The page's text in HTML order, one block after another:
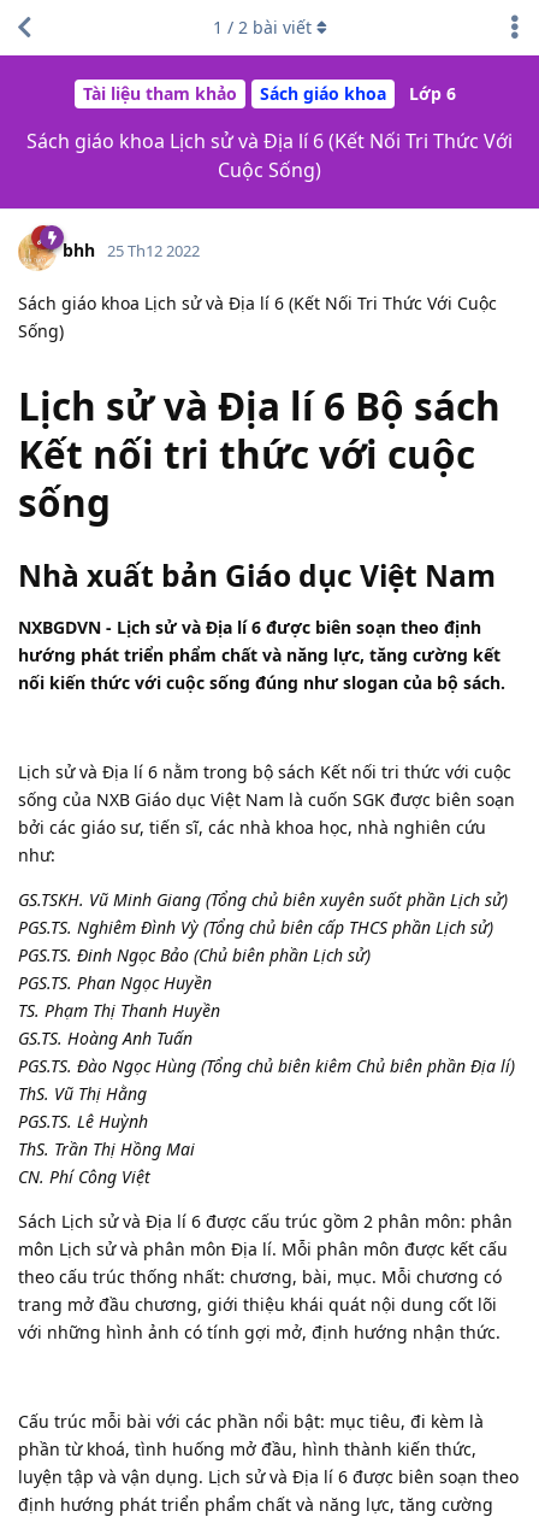
Tài liệu tham khảo Sách giáo khoa Lớp 6
Sách giáo khoa Lịch sử và Địa lí 6 (Kết Nối Tri Thức Với
Cuộc Sống)
1 / 2bài viết
bhh 25 Th12 2022
Sách giáo khoa Lịch sử và Địa lí 6 (Kết Nối Tri Thức Với Cuộc
Sống)
Lịch sử và Địa lí 6 Bộ sách
Kết nối tri thức với cuộc
sống
Nhà xuất bản Giáo dục Việt Nam
NXBGDVN - Lịch sử và Địa lí 6 được biên soạn theo định
hướng phát triển phẩm chất và năng lực, tăng cường kết
nối kiến thức với cuộc sống đúng như slogan của bộ sách.
Lịch sử và Địa lí 6 nằm trong bộ sách Kết nối tri thức với cuộc
sống của NXB Giáo dục Việt Nam là cuốn SGK được biên soạn
bởi các giáo sư, tiến sĩ, các nhà khoa học, nhà nghiên cứu
như:
GS.TSKH. Vũ Minh Giang (Tổng chủ biên xuyên suốt phần Lịch sử)
PGS.TS. Nghiêm Đình Vỳ (Tổng chủ biên cấp THCS phần Lịch sử)
PGS.TS. Đinh Ngọc Bảo (Chủ biên phần Lịch sử)
PGS.TS. Phan Ngọc Huyền
TS. Phạm Thị Thanh Huyền
GS.TS. Hoàng Anh Tuấn
PGS.TS. Đào Ngọc Hùng (Tổng chủ biên kiêm Chủ biên phần Địa lí)
ThS. Vũ Thị Hằng
PGS.TS. Lê Huỳnh
ThS. Trần Thị Hồng Mai
CN. Phí Công Việt
Sách Lịch sử và Địa lí 6 được cấu trúc gồm 2 phân môn: phân
môn Lịch sử và phân môn Địa lí. Mỗi phân môn được kết cấu
theo cấu trúc thống nhất: chương, bài, mục. Mỗi chương có
trang mở đầu chương, giới thiệu khái quát nội dung cốt lõi
với những hình ảnh có tính gợi mở, định hướng nhận thức.
Cấu trúc mỗi bài với các phần nổi bật: mục tiêu, đi kèm là
phần từ khoá, tình huống mở đầu, hình thành kiến thức,
luyện tập và vận dụng. Lịch sử và Địa lí 6 được biên soạn theo
định hướng phát triển phẩm chất và năng lực, tăng cường